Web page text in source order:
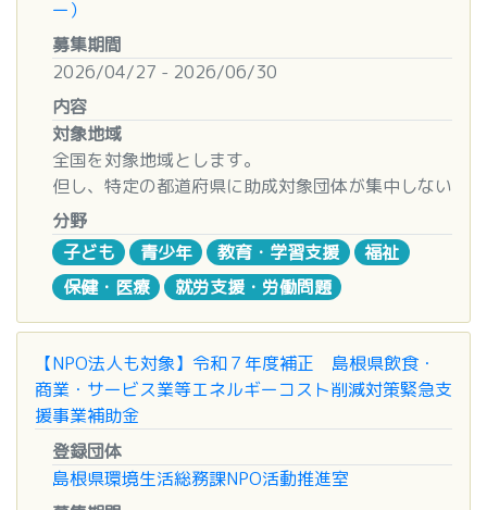
助成決定後、｢助成金決定に関する承諾書」、
｢助成金請求書」、その他必要書類を提出、その
後銀行振込にて送金
選考について
1 選考方法
考委員会にて選考いたします。
スケジュール（令和8（2026）年度上期）
受付期間 ： 2026年7月1日～2026年8月15日（消
採否通知 ： 2026年11月
交付期間 ： 2026年12月1日～2027年5月31日
2 選考のポイント
障害児･者に対する自助・自立を支援する観点
◆事業計画書（様式２）
（注）様式２「②事業内容」のページについては、
下記のWord版を使用されても結構です。
「様式２ ②事業内容（Word）」
◆事前確認書（様式３） ※商工会・商工会議所が
作成します。
◆様式４ 意見書（市町村作成用）※市町村へお問
い合わせください
申請書類につきましては、公募要領【第２回公募】
（P９参照）をご確認ください。
※ご提出の際には申請書類チェックシート
◇Q&A
６．過年度事業採択者をこちらをご覧ください
過年度事業採択者はこちらをご覧ください
過去採択者一覧（現行制度）
|令和６年度採択者一覧|令和７年度採択者一覧
【本件に関するお問い合わせ】
NPO法人青少年自立援助センター
通常枠事業担当 吉原・恒本
📩 kyumin-standard-25@npo-ysc.jp
ただけます。
URL：
shimane.or.jp/swc/2283/
８ 申し込み・問い合わせ先
公益信託しまね女性ファンド事務局
公益財団法人しまね女性センター （担当：事業
課 吉田）
〒694-0064 大田市大田町大田イ236-4
TEL 0854-84-5514 FAX 0854-84-5589 E-
mail:asu-11@asuterasu-shimane.or.jp
くにびき地区本部 | ふれあい課 | 0852-55-3018
やすぎ地区本部 | 総務課 | 0854-22-3751
雲南地区本部 | ふれあい課 | 0854-42-9053
隠岐地区本部 | 企画総務課 | 08512-2-1131
隠岐どうぜん地区本部 | 企画総務課 | 08514-7-
8005
出雲地区本部 | ふれあい福祉課 | 0853-21-6013
斐川地区本部 | 組織広報課 | 0853-73-9605
石見銀山地区本部 | 企画総務課 | 0854-82-1009
島根おおち地区本部 | 企画総務部 | 0855-83-1801
いわみ中央地区本部 | ふれあい課 | 0855-22-0202
西いわみ地区本部 | 総務ふれあい課 | 0856-22-
1585
本店 | ふれあい広報課 | 0852-67-7704
【助成対象事業】
〇労働意欲のある者に対する就労の支援を目的とす
〇児童または青少年の健全な育成を目的とする事業
〇教育・スポーツ等を通じて国民の心身の健全な発
達に寄与し、又は豊かな人間性を涵養することを目
的とする事業
〇芸術及び文化の振興を目的とする事業
〇学術及び科学技術の振興を目的とする事業
※助成対象外の事業、経費については
をご確認ください。
【助成内容】
選考により決定した助成対象に対し、助成金・奨学
金を授与いたします。
【助成金額】
1案件原則300万円を限度とします。
ー）
募集期間
2026/04/27 - 2026/06/30
内容
対象地域
全国を対象地域とします。
但し、特定の都道府県に助成対象団体が集中しない
よう、採択する団体の地域バランスを考慮して選考
を行います。
対象となる活動分野と事業例
次のいずれかの活動分野に該当する事業を対象とし
きません。
① 困窮家庭の子どもとその家族への支援
事業例：子ども食堂、学習支援、フードパントリ
ー、体験活動の提供 等
②虐待を受けた子どもや児童養護施設・里親家庭
の子ども（退所児を含む）への支援
分野
子ども
青少年 教育・学習支援
福祉
保健・医療
就労支援・労働問題
【NPO法人も対象】令和７年度補正 島根県飲食・
商業・サービス業等エネルギーコスト削減対策緊急支
援事業補助金
登録団体
島根県環境生活総務課NPO活動推進室